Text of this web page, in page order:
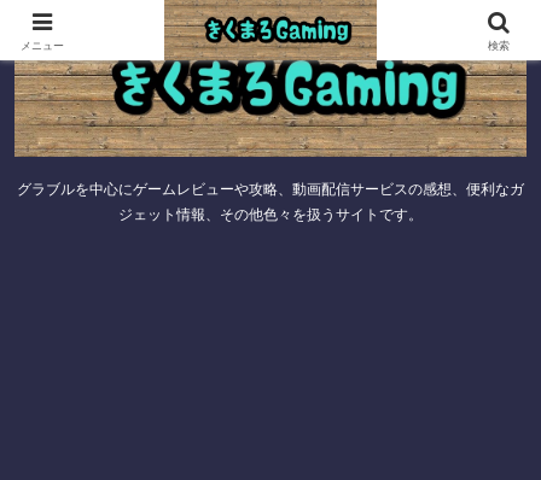
グラブルを中心にゲームレビューや攻略、動画配信サービスの感想、便利なガ
ジェット情報、その他色々を扱うサイトです。
メニュー 検索